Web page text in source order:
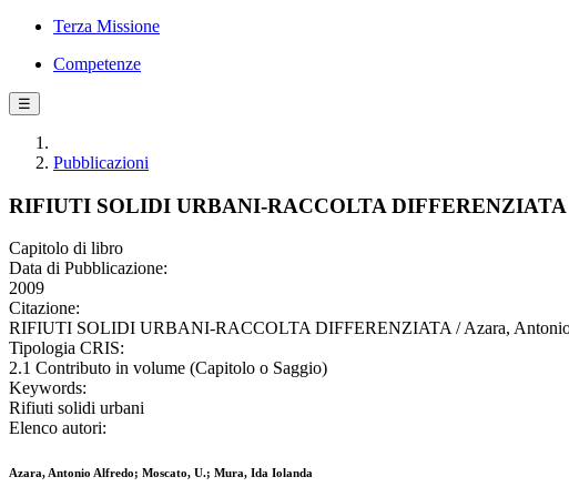
Terza Missione
Competenze
☰
Pubblicazioni
RIFIUTI SOLIDI URBANI-RACCOLTA DIFFERENZIATA
Capitolo di libro
Data di Pubblicazione:
2009
Citazione:
RIFIUTI SOLIDI URBANI-RACCOLTA DIFFERENZIATA / Azara, Antonio
Tipologia CRIS:
2.1 Contributo in volume (Capitolo o Saggio)
Keywords:
Rifiuti solidi urbani
Elenco autori:
Azara, Antonio Alfredo; Moscato, U.; Mura, Ida Iolanda